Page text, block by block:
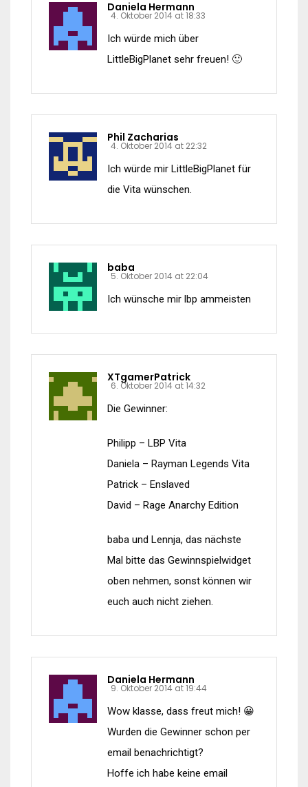
Daniela Hermann
4. Oktober 2014 at 18:33
Ich würde mich über
LittleBigPlanet sehr freuen! 🙂
Phil Zacharias
4. Oktober 2014 at 22:32
Ich würde mir LittleBigPlanet für
die Vita wünschen.
baba
5. Oktober 2014 at 22:04
Ich wünsche mir lbp ammeisten
XTgamerPatrick
6. Oktober 2014 at 14:32
Die Gewinner:
Philipp – LBP Vita
Daniela – Rayman Legends Vita
Patrick – Enslaved
David – Rage Anarchy Edition
baba und Lennja, das nächste
Mal bitte das Gewinnspielwidget
oben nehmen, sonst können wir
euch auch nicht ziehen.
Daniela Hermann
9. Oktober 2014 at 19:44
Wow klasse, dass freut mich! 😀
Wurden die Gewinner schon per
email benachrichtigt?
Hoffe ich habe keine email